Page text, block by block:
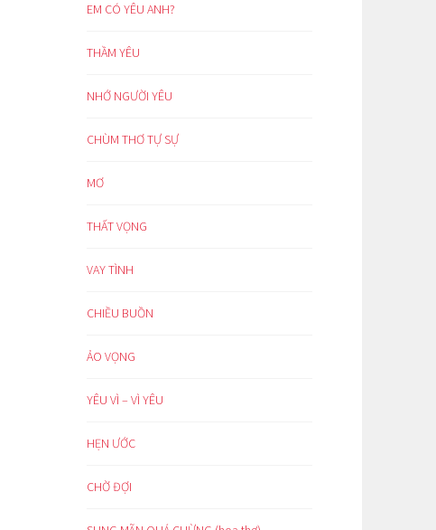
EM CÓ YÊU ANH?
THẦM YÊU
NHỚ NGƯỜI YÊU
CHÙM THƠ TỰ SỰ
MƠ
THẤT VỌNG
VAY TÌNH
CHIỀU BUỒN
ẢO VỌNG
YÊU VÌ – VÌ YÊU
HẸN ƯỚC
CHỜ ĐỢI